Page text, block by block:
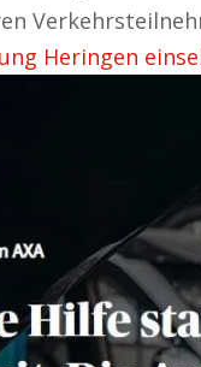
Heringen